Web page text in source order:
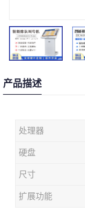
产品描述
处理器
硬盘
尺寸
扩展功能